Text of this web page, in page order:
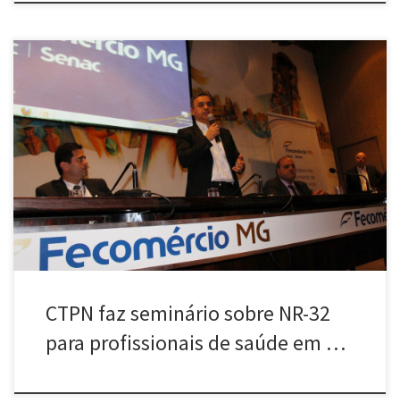
NR-32 continua sendo objeto de grande luta dos trabalhadores
para sua aplicação nos ambientes de clínicas e hospitais.
Trabalhadores na saúde de todo o Estado participaram do
seminário “Mitos e verdades, um desafio para a saúde em Minas
Gerais”, realizado no auditório da Fecomércio, no último dia 28,
em Belo […]
CTPN faz seminário sobre NR-32
para profissionais de saúde em …